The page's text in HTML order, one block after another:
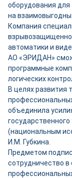
оборудования
на
Компания
автоматики и
АО «ЭРИДАН»
программные
логических
В целях развития
объединила
(национальным
И.М. Губкина.
Предметом
сотрудничество в